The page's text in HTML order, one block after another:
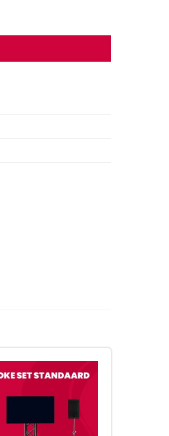
Toevoegen
verlanglijst